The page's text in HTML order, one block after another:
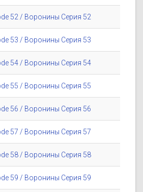
52 / Воронины Серия 52
53 / Воронины Серия 53
54 / Воронины Серия 54
55 / Воронины Серия 55
56 / Воронины Серия 56
57 / Воронины Серия 57
58 / Воронины Серия 58
59 / Воронины Серия 59